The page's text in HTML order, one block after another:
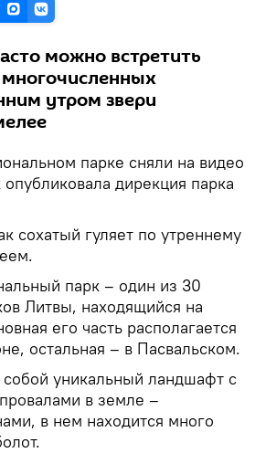
можно встретить
утром звери
парке сняли на видео
дирекция парка
сохатый гуляет по утреннему
парк – один из 30
Литвы, находящийся на
его часть располагается
остальная – в Пасвальском.
собой уникальный ландшафт с
в земле –
в нем находится много